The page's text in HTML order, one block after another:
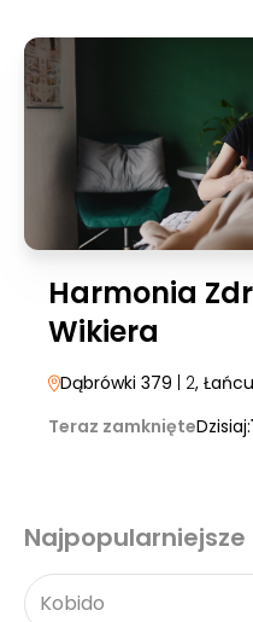
Harmonia
Wikiera
Dąbrówki 379 | 2,
Teraz zamknięteDzisiaj:
Najpopularniejsze
Kobido